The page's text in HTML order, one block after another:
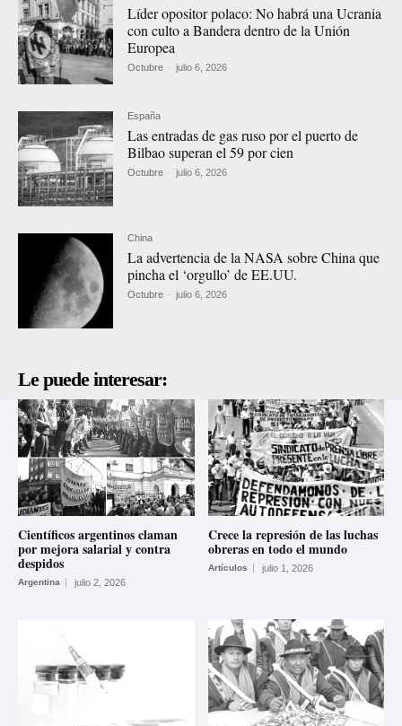
Líder opositor polaco: No habrá una Ucrania
con culto a Bandera dentro de la Unión
Europea
Octubre - julio 6, 2026
España
Las entradas de gas ruso por el puerto de
Bilbao superan el 59 por cien
Octubre - julio 6, 2026
China
La advertencia de la NASA sobre China que
pincha el ‘orgullo’ de EE.UU.
Octubre - julio 6, 2026
Le puede interesar:
Científicos argentinos claman
por mejora salarial y contra
despidos
Argentina julio 2, 2026
Crece la represión de las luchas
obreras en todo el mundo
Artículos julio 1, 2026